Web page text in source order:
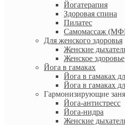
Йогатерапия
Здоровая спина
Пилатес
Самомассаж
Для женского здоровья
Женские
Женское здоровье
Йога в гамаках
Йога в гамаках
Йога в гамаках
Гармонизирующие
Йога-антистресс
Йога-нидра
Женские